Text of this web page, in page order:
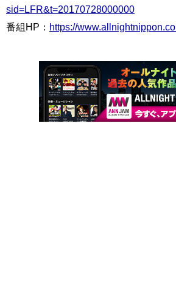
sid=LFR&t=20170728000000
番組HP： https://